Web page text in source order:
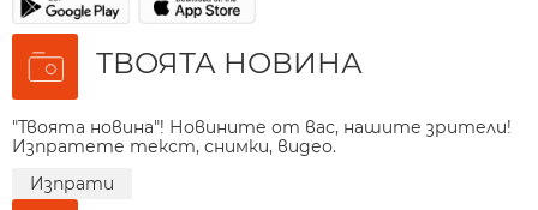
ТВОЯТА НОВИНА
"Твоята новина"! Новините от вас, нашите зрители!
Изпратете текст, снимки, видео.
Изпрати